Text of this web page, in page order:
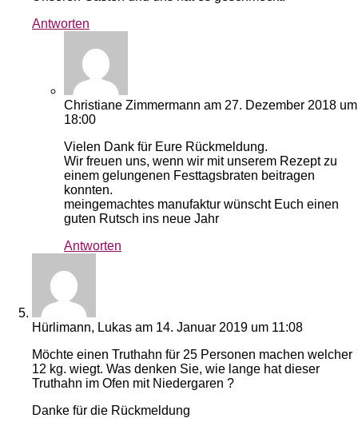
Antworten
Christiane Zimmermann am 27. Dezember 2018 um
18:00
Vielen Dank für Eure Rückmeldung.
Wir freuen uns, wenn wir mit unserem Rezept zu
einem gelungenen Festtagsbraten beitragen
konnten.
meingemachtes manufaktur wünscht Euch einen
guten Rutsch ins neue Jahr
Antworten
Hürlimann, Lukas am 14. Januar 2019 um 11:08
Möchte einen Truthahn für 25 Personen machen welcher
12 kg. wiegt. Was denken Sie, wie lange hat dieser
Truthahn im Ofen mit Niedergaren ?
Danke für die Rückmeldung